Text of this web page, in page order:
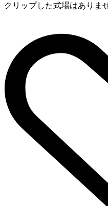
クリップした式場はありま